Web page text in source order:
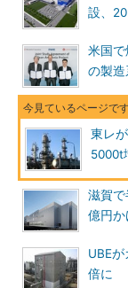
設、
米国
の製
東レ
5000t
滋賀
億円か
UBE
倍に